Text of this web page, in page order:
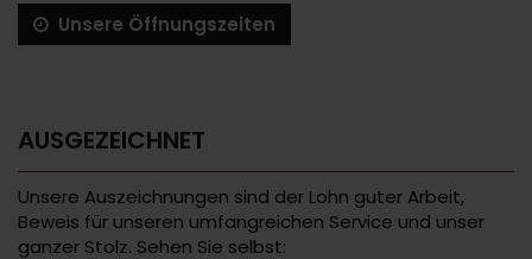
Unsere Öffnungszeiten
AUSGEZEICHNET
Unsere Auszeichnungen sind der Lohn guter Arbeit,
Beweis für unseren umfangreichen Service und unser
ganzer Stolz. Sehen Sie selbst: